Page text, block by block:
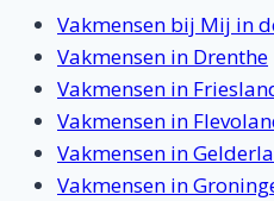
Vakmensen bij Mij in
Vakmensen in Drenthe
Vakmensen in
Vakmensen in
Vakmensen in
Vakmensen in